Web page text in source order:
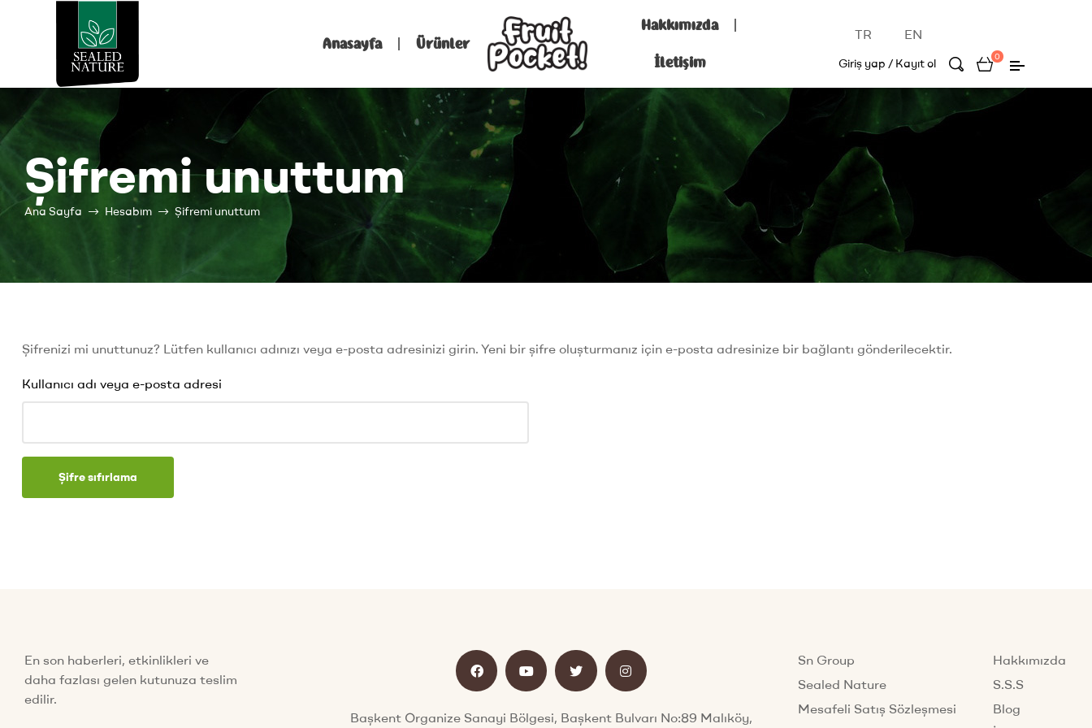
Fruit
Pocket
Anasayfa Ürünler
Hakkımızda
İletişim
TR EN
Giriş yap / Kayıt ol 0
Şifremi unuttum
Ana Sayfa Hesabım Şifremi unuttum
Şifrenizi mi unuttunuz? Lütfen kullanıcı adınızı veya e-posta adresinizi girin. Yeni bir şifre oluşturmanız için e-posta adresinize bir bağlantı gönderilecektir.
Kullanıcı adı veya e-posta adresi
Şifre sıfırlama
En son haberleri, etkinlikleri ve
daha fazlası gelen kutunuza teslim
edilir.
Başkent Organize Sanayi Bölgesi, Başkent Bulvarı No:89 Malıköy,
Sn Group
Sealed Nature
Mesafeli Satış Sözleşmesi
Hakkımızda
S.S.S
Blog